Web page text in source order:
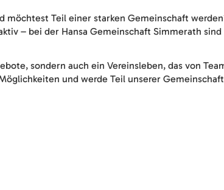
möchtest Teil einer starken Gemeinschaft
– bei der Hansa Gemeinschaft Simmerath
sondern auch ein Vereinsleben, das von
und werde Teil unserer